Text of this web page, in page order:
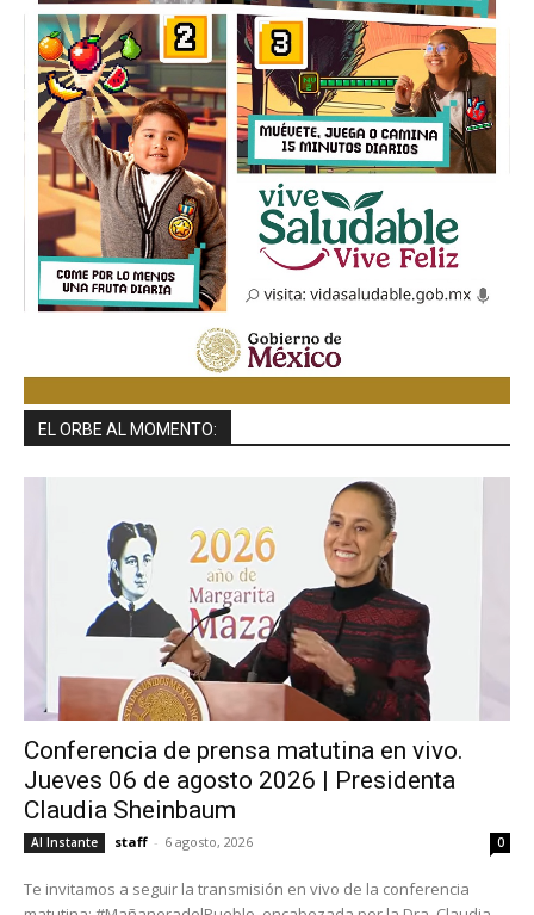
EL ORBE AL MOMENTO:
Conferencia de prensa matutina en vivo.
Jueves 06 de agosto 2026 | Presidenta
Claudia Sheinbaum
Al Instante staff - 6 agosto, 2026 0
Te invitamos a seguir la transmisión en vivo de la conferencia